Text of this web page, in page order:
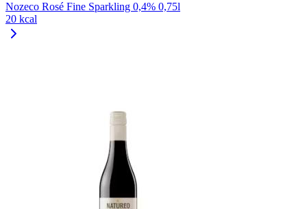
Nozeco Rosé Fine Sparkling 0,4% 0,75l
20 kcal